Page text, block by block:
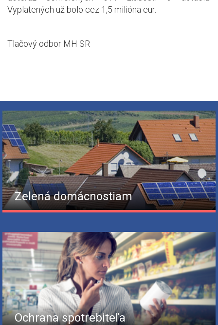
Vyplatených už bolo cez 1,5 milióna eur.
Tlačový odbor MH SR
Zelená domácnostiam
Ochrana spotrebiteľa